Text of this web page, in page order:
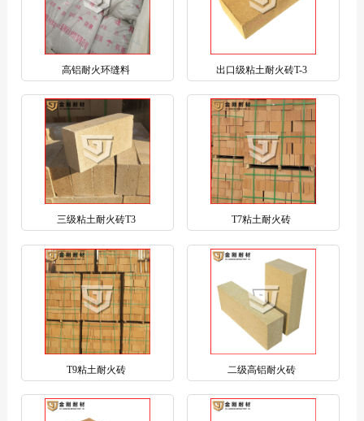
高铝耐火环缝料 出口级粘土耐火砖T-3
三级粘土耐火砖T3 T7粘土耐火砖
T9粘土耐火砖 二级高铝耐火砖